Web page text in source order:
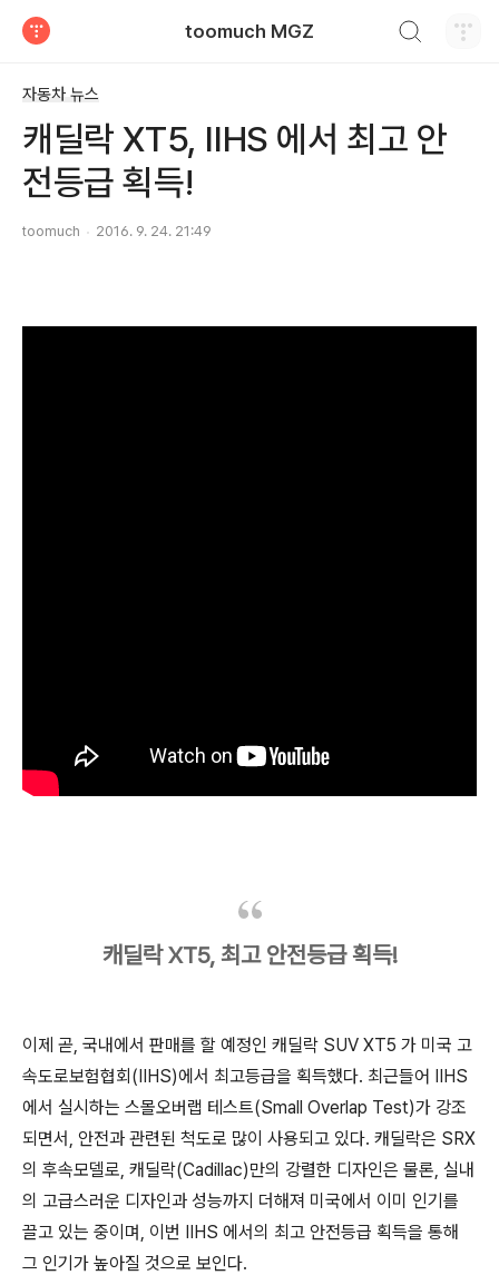
toomuch MGZ
자동차 뉴스
캐딜락 XT5, IIHS 에서 최고 안
전등급 획득!
toomuch 2016. 9. 24. 21:49
캐딜락 XT5, 최고 안전등급 획득!
이제 곧, 국내에서 판매를 할 예정인 캐딜락 SUV XT5 가 미국 고
속도로보험협회(IIHS)에서 최고등급을 획득했다. 최근들어 IIHS
에서 실시하는 스몰오버랩 테스트(Small Overlap Test)가 강조
되면서, 안전과 관련된 척도로 많이 사용되고 있다. 캐딜락은 SRX
의 후속모델로, 캐딜락(Cadillac)만의 강렬한 디자인은 물론, 실내
의 고급스러운 디자인과 성능까지 더해져 미국에서 이미 인기를
끌고 있는 중이며, 이번 IIHS 에서의 최고 안전등급 획득을 통해
그 인기가 높아질 것으로 보인다.